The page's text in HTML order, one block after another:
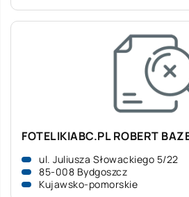
FOTELIKIABC.PL ROBERT
ul. Juliusza Słowackiego 5/22
85-008 Bydgoszcz
Kujawsko-pomorskie